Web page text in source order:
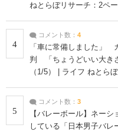
ねとらぼリサーチ：2ペー
4
コメント数： 4
「車に常備しました」
判 「ちょうどいい大き
（1/5） | ライフ ねとら
5
コメント数： 3
【バレーボール】ネー
している「日本男子バレ